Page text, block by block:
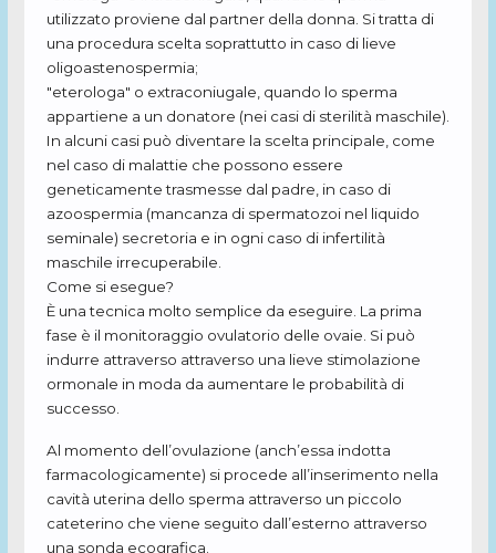
utilizzato proviene dal partner della donna. Si tratta di
una procedura scelta soprattutto in caso di lieve
oligoastenospermia;
"eterologa" o extraconiugale, quando lo sperma
appartiene a un donatore (nei casi di sterilità maschile).
In alcuni casi può diventare la scelta principale, come
nel caso di malattie che possono essere
geneticamente trasmesse dal padre, in caso di
azoospermia (mancanza di spermatozoi nel liquido
seminale) secretoria e in ogni caso di infertilità
maschile irrecuperabile.
Come si esegue?
È una tecnica molto semplice da eseguire. La prima
fase è il monitoraggio ovulatorio delle ovaie. Si può
indurre attraverso attraverso una lieve stimolazione
ormonale in moda da aumentare le probabilità di
successo.
Al momento dell’ovulazione (anch’essa indotta
farmacologicamente) si procede all’inserimento nella
cavità uterina dello sperma attraverso un piccolo
cateterino che viene seguito dall’esterno attraverso
una sonda ecografica.